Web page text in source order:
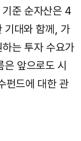
준 순자산은 4
기대와 함께, 가
는 투자 수요가
앞으로도 시
펀드에 대한 관